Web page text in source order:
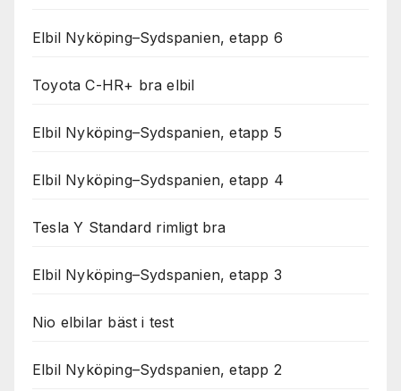
Elbil Nyköping–Sydspanien, etapp 6
Toyota C-HR+ bra elbil
Elbil Nyköping–Sydspanien, etapp 5
Elbil Nyköping–Sydspanien, etapp 4
Tesla Y Standard rimligt bra
Elbil Nyköping–Sydspanien, etapp 3
Nio elbilar bäst i test
Elbil Nyköping–Sydspanien, etapp 2